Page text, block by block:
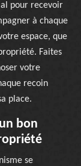
pour recevoir
à chaque
espace, que
Faites
votre
recoin
place.
bon
se